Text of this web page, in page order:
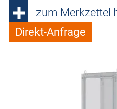
zum Merkzettel
Direkt-Anfrage